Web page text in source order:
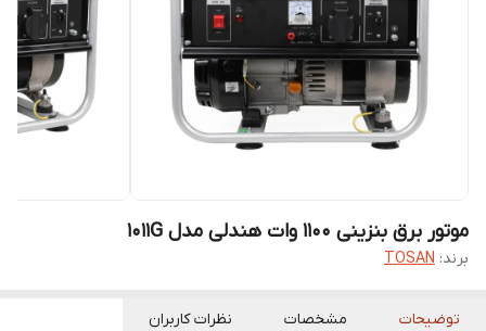
موتور برق بنزینی 1100 وات هندلی مدل 1011G
برند: TOSAN
توضیحات مشخصات نظرات کاربران